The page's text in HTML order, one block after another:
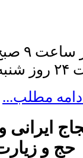
مطلب...
ایرانی
حج و